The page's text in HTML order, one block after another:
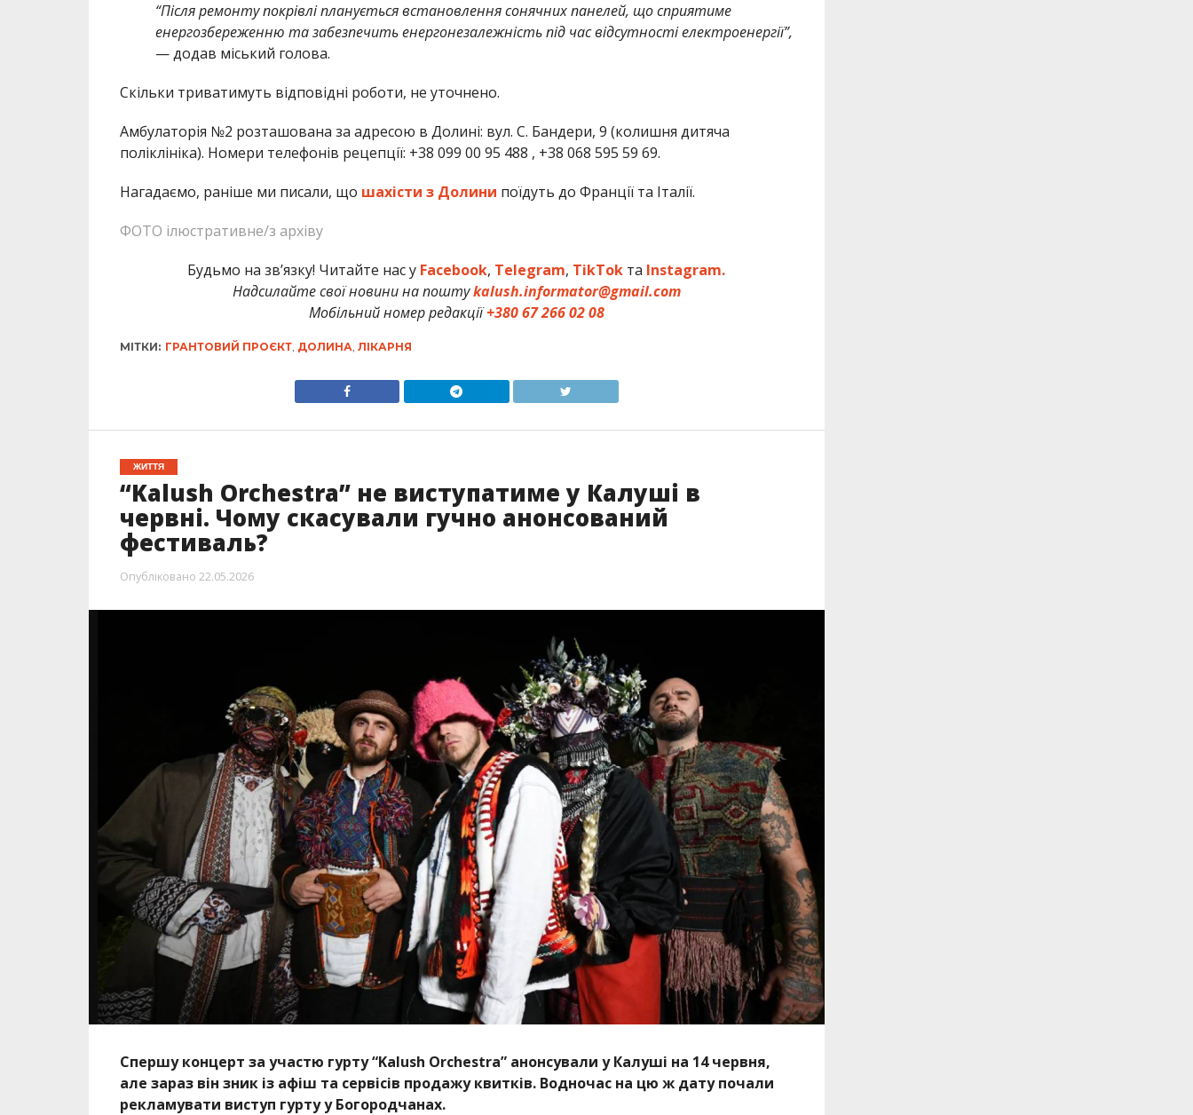
“Після ремонту покрівлі планується встановлення сонячних панелей, що сприятиме
енергозбереженню та забезпечить енергонезалежність під час відсутності електроенергії”,
— додав міський голова.
Скільки триватимуть відповідні роботи, не уточнено.
Амбулаторія №2 розташована за адресою в Долині: вул. С. Бандери, 9 (колишня дитяча
поліклініка). Номери телефонів рецепції: +38 099 00 95 488 , +38 068 595 59 69.
Нагадаємо, раніше ми писали, що шахісти з Долини поїдуть до Франції та Італії.
ФОТО ілюстративне/з архіву
Будьмо на зв’язку! Читайте нас у Facebook, Telegram, TikTok та Instagram.
Надсилайте свої новини на поштуkalush.informator@gmail.com
Мобільний номер редакції+380 67 266 02 08
МІТКИ: ГРАНТОВИЙ ПРОЄКТ, ДОЛИНА, ЛІКАРНЯ
ЖИТТЯ
“Kalush Orchestra” не виступатиме у Калуші в
червні. Чому скасували гучно анонсований
фестиваль?
Опубліковано 22.05.2026
Спершу концерт за участю гурту “Kalush Orchestra”анонсували у Калуші на 14 червня,
але зараз він зник із афіш та сервісів продажу квитків. Водночас на цю ж дату почали
рекламувати виступ гурту у Богородчанах.